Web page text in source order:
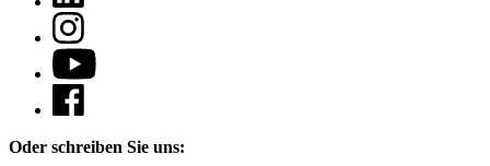
Oder schreiben Sie uns: